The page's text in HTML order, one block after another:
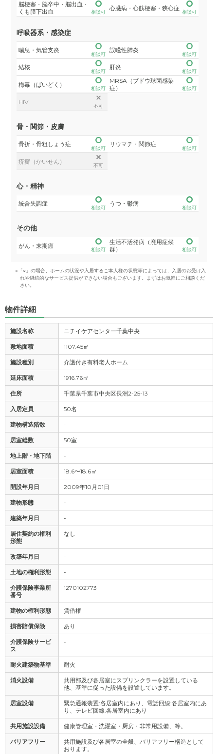
脳梗塞・脳卒中・脳出血・
くも膜下出血
相談可
心臓病・心筋梗塞・狭心症
相談可
呼吸器系・感染症
喘息・気管支炎
相談可
誤嚥性肺炎
相談可
結核
相談可
肝炎
相談可
梅毒（ばいどく）
相談可
MRSA（ブドウ球菌感染
症）
相談可
HIV
不可
骨・関節・皮膚
骨折・骨粗しょう症
相談可
リウマチ・関節症
相談可
疥癬（かいせん）
不可
心・精神
統合失調症
相談可
うつ・鬱病
相談可
その他
がん・末期癌
相談可
生活不活発病（廃用症候
群）
相談可
※「○」の場合、ホームの状況や入居するご本人様の状態等によっては、入居のお受け入
れや継続的なサービス提供ができない場合もございます。まずはお気軽にご相談くだ
さい。
物件詳細
施設名称 ニチイケアセンター千葉中央
敷地面積 1107.45㎡
施設種別 介護付き有料老人ホーム
延床面積 1916.76㎡
住所 千葉県千葉市中央区長洲2-25-13
入居定員 50名
建物構造階数 -
居室総数 50室
地上階・地下階 -
居室面積 18.6〜18.6㎡
開設年月日 2009年10月01日
建物形態 -
建築年月日 -
居住契約の権利
形態
なし
改築年月日 -
土地の権利形態 -
介護保険事業所
番号
1270102773
建物の権利形態 賃借権
損害賠償保険 あり
介護保険サービ
ス
-
耐火建築物基準 耐火
消火設備
共用部及び各居室にスプリンクラーを設置している
他、基準に従った設備を設置しています。
居室設備
緊急通報装置:各居室内にあり、電話回線:各居室内にあ
り、テレビ回線:各居室内にあり
共用施設設備 健康管理室・洗濯室・厨房・非常用設備、等。
バリアフリー
共用施設及び各居室の全般、バリアフリー構造として
おります。